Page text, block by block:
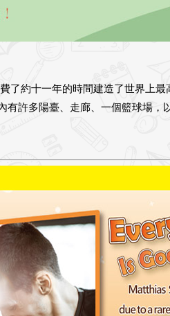
了約十一年的時間建造了世界上
有許多陽臺、走廊、一個籃球場